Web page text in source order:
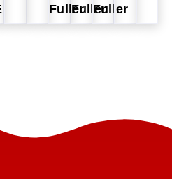
FullerFullerFuller